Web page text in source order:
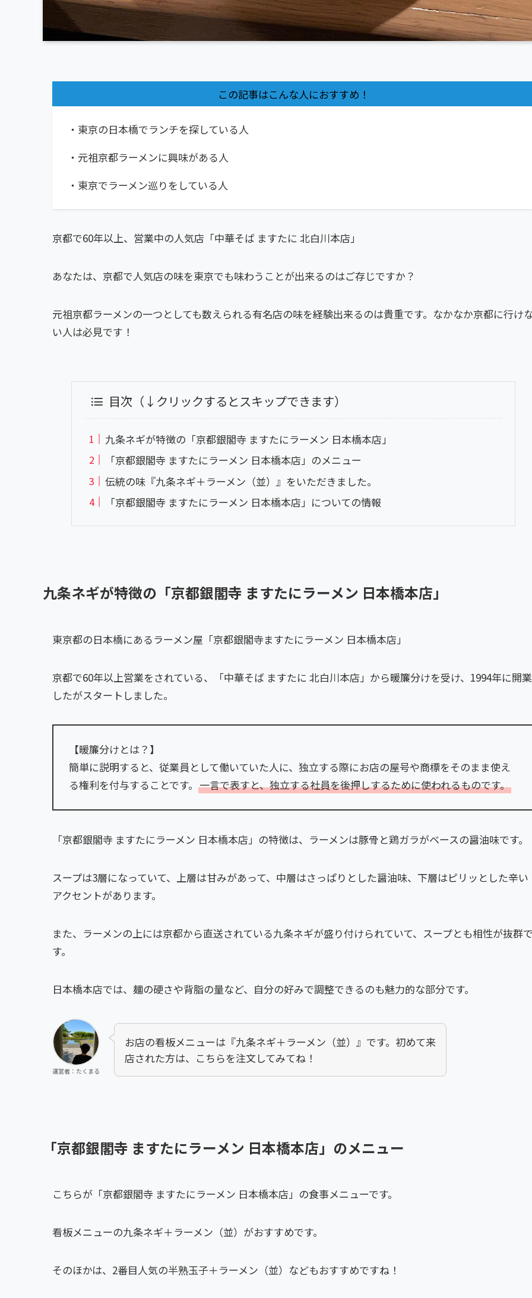
この記事はこんな人におすすめ！
・東京の日本橋でランチを探している人
・元祖京都ラーメンに興味がある人
・東京でラーメン巡りをしている人
京都で60年以上、営業中の人気店「中華そば ますたに 北白川本店」
あなたは、京都で人気店の味を東京でも味わうことが出来るのはご存じですか？
元祖京都ラーメンの一つとしても数えられる有名店の味を経験出来るのは貴重です。なかなか京都に行け
い人は必見です！
目次（↓クリックするとスキップできます）
九条ネギが特徴の「京都銀閣寺 ますたにラーメン 日本橋本店」
「京都銀閣寺 ますたにラーメン 日本橋本店」のメニュー
伝統の味『九条ネギ＋ラーメン（並）』をいただきました。
「京都銀閣寺 ますたにラーメン 日本橋本店」についての情報
九条ネギが特徴の「京都銀閣寺 ますたにラーメン 日本橋本店」
東京都の日本橋にあるラーメン屋「京都銀閣寺ますたにラーメン 日本橋本店」
京都で60年以上営業をされている、「中華そば ますたに 北白川本店」から暖簾分けを受け、1994年に開業
したがスタートしました。
【暖簾分けとは？】
簡単に説明すると、従業員として働いていた人に、独立する際にお店の屋号や商標をそのまま使え
る権利を付与することです。 一言で表すと、独立する社員を後押しするために使われるものです。
「京都銀閣寺 ますたにラーメン 日本橋本店」の特徴は、ラーメンは豚骨と鶏ガラがベースの醤油味です。
スープは3層になっていて、上層は甘みがあって、中層はさっぱりとした醤油味、下層はピリッとした辛い
アクセントがあります。
また、ラーメンの上には京都から直送されている九条ネギが盛り付けられていて、スープとも相性が抜群
す。
日本橋本店では、麺の硬さや背脂の量など、自分の好みで調整できるのも魅力的な部分です。
運営者：たくまる
お店の看板メニューは『九条ネギ＋ラーメン（並）』です。初めて来
店された方は、こちらを注文してみてね！
「京都銀閣寺 ますたにラーメン 日本橋本店」のメニュー
こちらが「京都銀閣寺 ますたにラーメン 日本橋本店」の食事メニューです。
看板メニューの九条ネギ＋ラーメン（並）がおすすめです。
そのほかは、2番目人気の半熟玉子＋ラーメン（並）などもおすすめですね！